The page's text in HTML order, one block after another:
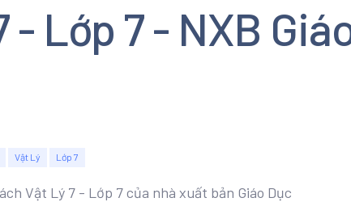
- Lớp 7 - NXB
Vật Lý Lớp 7
Vật Lý 7 - Lớp 7 của nhà xuất bản Giáo Dục